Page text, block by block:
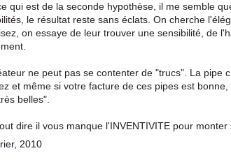
qui est de la seconde hypothèse, il me semble
le résultat reste sans éclats. On cherche
on essaye de leur trouver une sensibilité, de
ne peut pas se contenter de "trucs". La pipe
et même si votre facture de ces pipes est
belles".
dire il vous manque l'INVENTIVITE pour monter
2010